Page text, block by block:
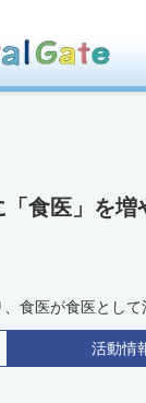
「食医」を増
食医が食医とし
活動情